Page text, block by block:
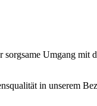
Umgang mit
in unserem